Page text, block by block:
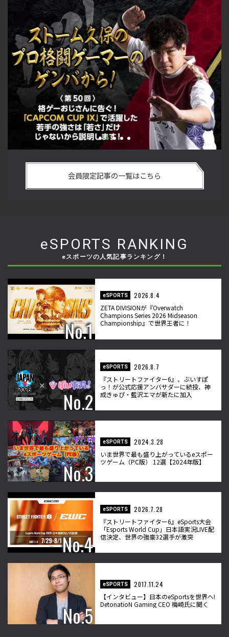
の強さは 「若さ」だけじゃないから説明します！【ストーム
久保のプロ格闘ゲーマーのゲンバから！ 第50回】
会員限定記事の一覧はこちら
eSPORTS RANKING
eスポーツの人気記事ランキング！
eSPORTS
2026.8.4
ZETA DIVISIONが『Overwatch
Champions Series 2026 Midseason
Championship』で世界王者に！
eSPORTS
2026.8.7
『ストリートファイター6』、ぶいすぽ
っ！が公式応援アンバサダーに続投、神
成きゅぴ・藍沢エマが新たに加入
eSPORTS
2024.3.28
いま世界で最も盛り上がっているeスポー
ツゲーム（PC版） 12選【2024年版】
eSPORTS
2026.7.28
『ストリートファイター6』eSports大会
「Esports World Cup」日本語実況LIVE配
信決定、世界の強豪32選手が激突
eSPORTS
2017.11.24
【インタビュー】日本のeSportsを世界へ!
DetonatioN Gaming CEO 梅崎氏に聞く